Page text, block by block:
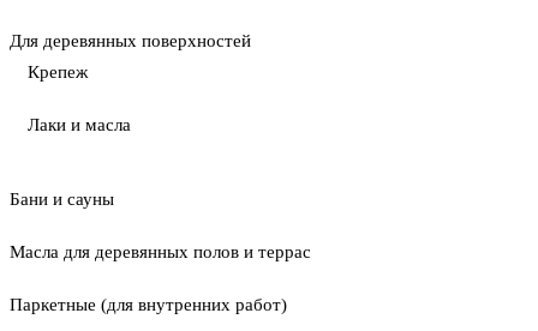
Для деревянных поверхностей
Крепеж
Лаки и масла
Бани и сауны
Масла для деревянных полов и террас
Паркетные (для внутренних работ)